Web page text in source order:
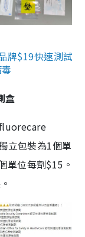
牌$19快速測試
盒
立包裝為1個單
單位每劑$15。